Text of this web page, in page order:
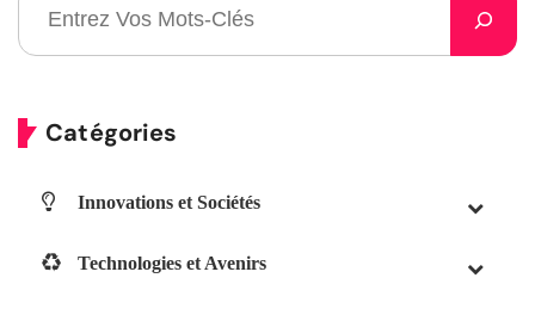
Catégories
Innovations et Sociétés
Technologies et Avenirs